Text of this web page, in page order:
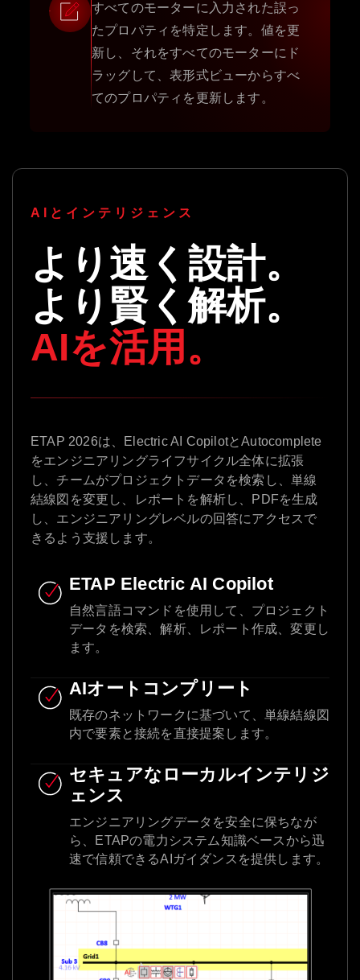
すべてのモーターに入力された誤っ
たプロパティを特定します。値を更
新し、それをすべてのモーターにド
ラッグして、表形式ビューからすべ
てのプロパティを更新します。
AIとインテリジェンス
より速く設計。
より賢く解析。
AIを活用。
ETAP 2026は、Electric AI CopilotとAutocomplete
をエンジニアリングライフサイクル全体に拡張
し、チームがプロジェクトデータを検索し、単線
結線図を変更し、レポートを解析し、PDFを生成
し、エンジニアリングレベルの回答にアクセスで
きるよう支援します。
ETAP Electric AI Copilot
自然言語コマンドを使用して、プロジェクト
データを検索、解析、レポート作成、変更し
ます。
AIオートコンプリート
既存のネットワークに基づいて、単線結線図
内で要素と接続を直接提案します。
セキュアなローカルインテリジ
ェンス
エンジニアリングデータを安全に保ちなが
ら、ETAPの電力システム知識ベースから迅
速で信頼できるAIガイダンスを提供します。